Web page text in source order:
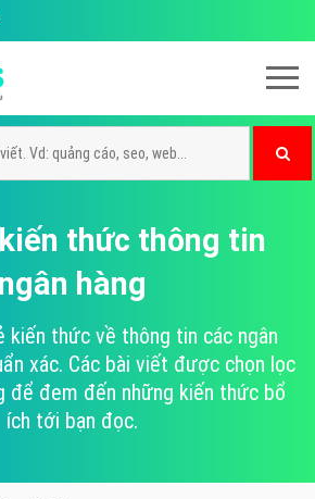
thức thông tin
ngân hàng
kiến thức về thông tin các ngân
xác. Các bài viết được chọn lọc
để đem đến những kiến thức bổ
ích tới bạn đọc.